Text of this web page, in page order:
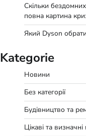
Скільки
повна картина
Який Dyson
Kategorie
Новини
Без категорії
Будівництво та
Цікаві та визначні